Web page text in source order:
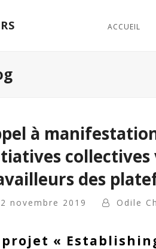
ACCUEIL
à
des
novembre 2019 Odile
projet «